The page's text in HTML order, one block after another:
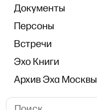
Документы
Персоны
Встречи
Эхо Книги
Архив Эха Москвы